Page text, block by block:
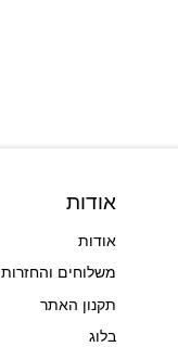
אודות
אודות
משלוחים והחזרות
תקנון האתר
בלוג